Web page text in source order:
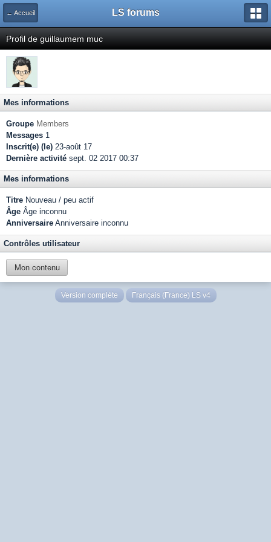
← Accueil LS forums
Profil de guillaumem muc
Mes informations
Groupe Members
Messages 1
Inscrit(e) (le) 23-août 17
Dernière activité sept. 02 2017 00:37
Mes informations
Titre Nouveau / peu actif
Âge Âge inconnu
Anniversaire Anniversaire inconnu
Contrôles utilisateur
Mon contenu
Version complète Français (France) LS v4